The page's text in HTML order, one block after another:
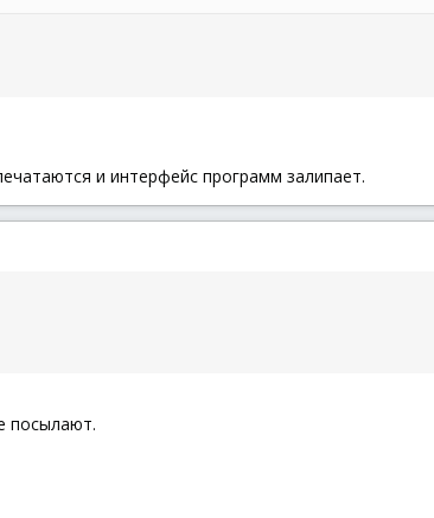
и интерфейс программ залипает.
посылают.